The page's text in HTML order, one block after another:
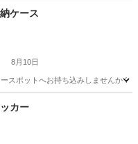
ケース
8月10日
ットへお持ち込みしませんか？
カー